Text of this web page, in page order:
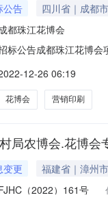
公告 四川省｜成都市
都珠江花博会
标公告成都珠江花博会
目2023年营销印刷类合
2023年营销印刷类合
12-26 06:19
花博会 营销印刷
局农博会.花博会
变更 福建省｜漳州
（2022）161号